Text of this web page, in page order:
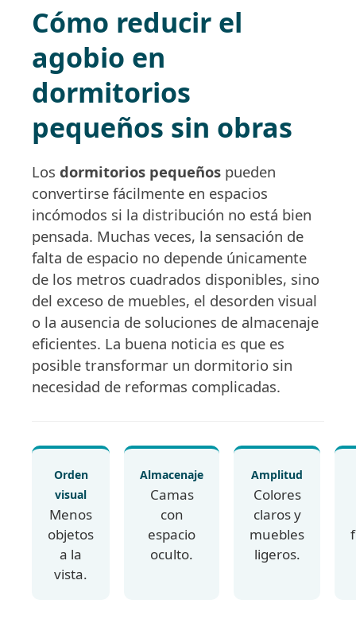
Cómo reducir el
agobio en
dormitorios
pequeños sin obras
Los dormitorios pequeños pueden
convertirse fácilmente en espacios
incómodos si la distribución no está bien
pensada. Muchas veces, la sensación de
falta de espacio no depende únicamente
de los metros cuadrados disponibles, sino
del exceso de muebles, el desorden visual
o la ausencia de soluciones de almacenaje
eficientes. La buena noticia es que es
posible transformar un dormitorio sin
necesidad de reformas complicadas.
Orden
visual
Menos
objetos
a la
vista.
Almacenaje
Camas
con
espacio
oculto.
Amplitud
Colores
claros y
muebles
ligeros.